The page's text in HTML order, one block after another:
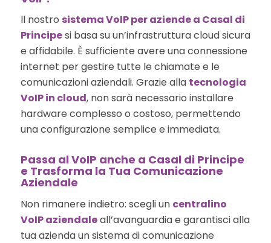
Il nostro sistema VoIP per aziende a Casal di
Principesi basa su un’infrastruttura cloud sicura
e affidabile. È sufficiente avere una connessione
internet per gestire tutte le chiamate e le
comunicazioni aziendali. Grazie alla tecnologia
VoIP in cloud, non sarà necessario installare
hardware complesso o costoso, permettendo
una configurazione semplice e immediata.
Passa al VoIP anche a Casal di Principe
e Trasforma la Tua Comunicazione
Aziendale
Non rimanere indietro: scegli un centralino
VoIP aziendaleall’avanguardia e garantisci alla
tua azienda un sistema di comunicazione